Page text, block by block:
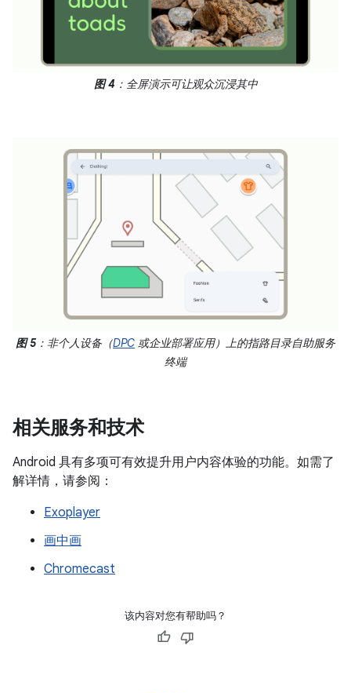
图 4 ：全屏演示可让观众沉浸其中
图 5 ：非个人设备（DPC 或企业部署应用）上的指路目录自助服务
终端
相关服务和技术
Android 具有多项可有效提升用户内容体验的功能。如需了
解详情，请参阅：
Exoplayer
画中画
Chromecast
该内容对您有帮助吗？